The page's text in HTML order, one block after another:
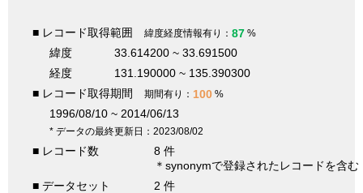
■ レコード取得範囲 緯度経度情報有り： 87 %
緯度
33.614200 ~ 33.691500
経度
131.190000 ~ 135.390300
■ レコード取得期間
期間有り： 100 %
1996/08/10 ~ 2014/06/13
* データの最終更新日：2023/08/02
■ レコード数
8 件
＊synonymで登録されたレコードを含む
■ データセット
2 件